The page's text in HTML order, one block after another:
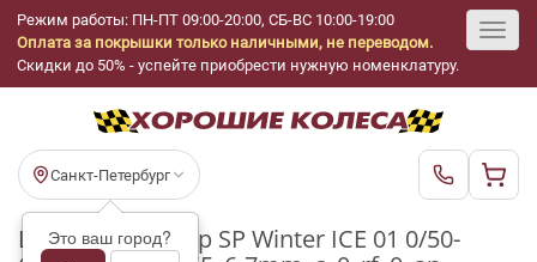
Режим работы: ПН-ПТ 09:00-20:00, СБ-ВС 10:00-19:00
Оплата за покрышки только наличными, не переводом.
Скидки до 50% - успейте приобрести нужную номенклатуру.
Санкт-Петербург
Это ваш город?
Шины бу Dunlop SP Winter ICE 01 0/50-